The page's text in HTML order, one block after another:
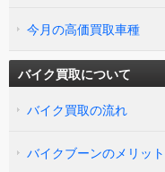
今月の高価買取車種
バイク買取について
バイク買取の流れ
バイクブーンのメリット